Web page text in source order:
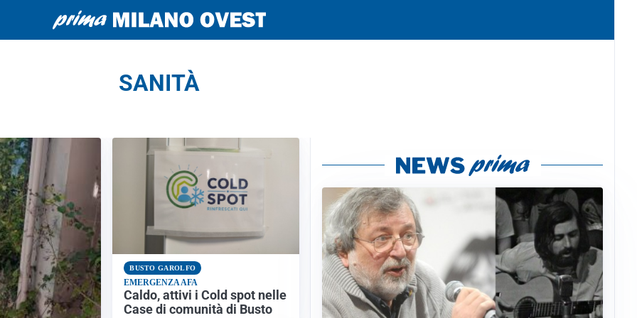
SANITÀ
BUSTO GAROLFO
EMERGENZA AFA
Caldo, attivi i Cold spot nelle
Case di comunità di Busto